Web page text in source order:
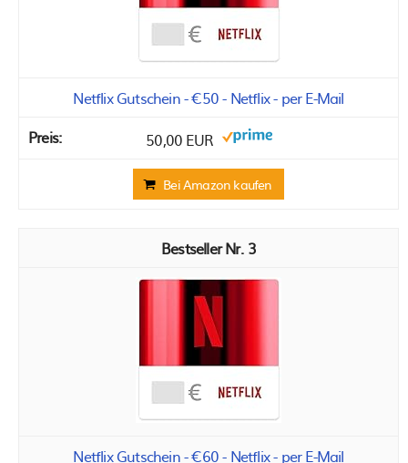
Netflix Gutschein - €50 - Netflix - per E-Mail
50,00 EUR
Bei Amazon kaufen
3
Netflix Gutschein - €60 - Netflix - per E-Mail